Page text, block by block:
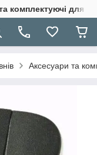
комплектуючі для
Аксесуари та